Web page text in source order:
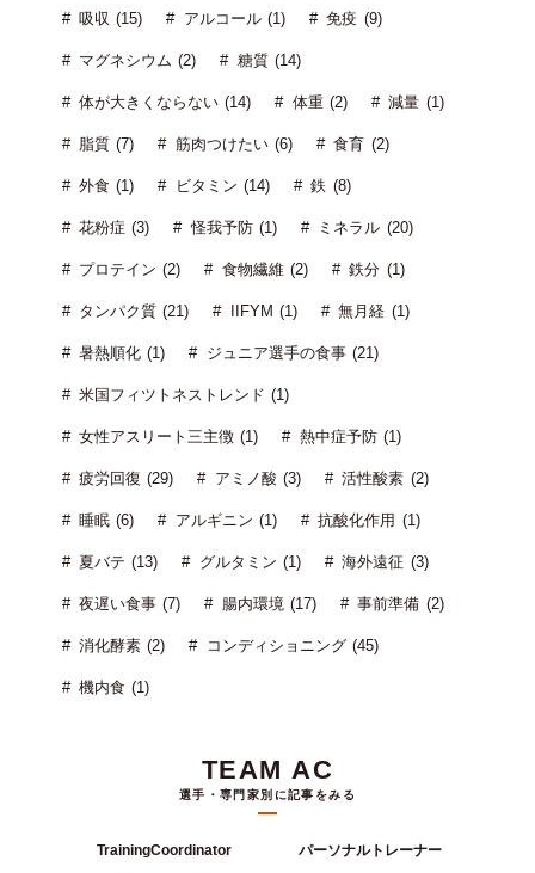
吸収 (15) アルコール (1) 免疫 (9)
マグネシウム (2) 糖質 (14)
体が大きくならない (14) 体重 (2) 減量 (1)
脂質 (7) 筋肉つけたい (6) 食育 (2)
外食 (1) ビタミン (14) 鉄 (8)
花粉症 (3) 怪我予防 (1) ミネラル (20)
プロテイン (2) 食物繊維 (2) 鉄分 (1)
タンパク質 (21) IIFYM (1) 無月経 (1)
暑熱順化 (1) ジュニア選手の食事 (21)
米国フィツトネストレンド (1)
女性アスリート三主徴 (1) 熱中症予防 (1)
疲労回復 (29) アミノ酸 (3) 活性酸素 (2)
睡眠 (6) アルギニン (1) 抗酸化作用 (1)
夏バテ (13) グルタミン (1) 海外遠征 (3)
夜遅い食事 (7) 腸内環境 (17) 事前準備 (2)
消化酵素 (2) コンディショニング (45)
機内食 (1)
TEAM AC
選手・専門家別に記事をみる
TrainingCoordinator パーソナルトレーナー